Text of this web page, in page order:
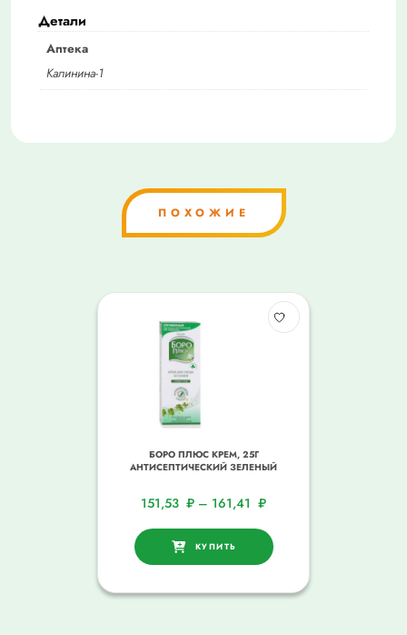
Детали
Аптека
Калинина-1
ПОХОЖИЕ
БОРО ПЛЮС КРЕМ, 25Г
АНТИСЕПТИЧЕСКИЙ ЗЕЛЕНЫЙ
151,53 ₽ – 161,41 ₽
КУПИТЬ